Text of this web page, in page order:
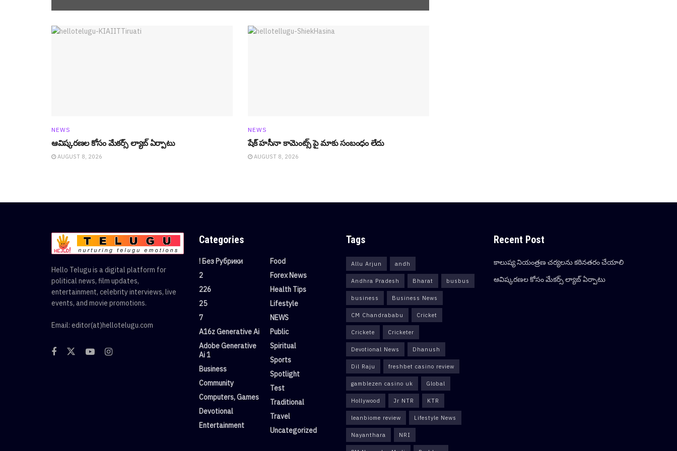
NEWS
ఆవిష్క‌ర‌ణ‌ల కోసం మేక‌ర్స్ ల్యాబ్ ఏర్పాటు
AUGUST 8, 2026
NEWS
షేక్ హ‌సీనా కామెంట్స్ పై మాకు సంబంధం లేదు
AUGUST 8, 2026
Hello Telugu is a digital platform for
political news, film updates,
entertainment, celebrity interviews, live
events, and movie promotions.
Email: editor(at)hellotelugu.com
Categories
! Без Рубрики
2
226
25
7
A16z Generative Ai
Adobe Generative
Ai 1
Business
Community
Computers, Games
Devotional
Entertainment
Food
Forex News
Health Tips
Lifestyle
NEWS
Public
Spiritual
Sports
Spotlight
Test
Traditional
Travel
Uncategorized
Tags
Allu Arjun andh
Andhra Pradesh Bharat busbus
business Business News
CM Chandrababu Cricket
Crickete Cricketer
Devotional News Dhanush
Dil Raju freshbet casino review
gamblezen casino uk Global
Hollywood Jr NTR KTR
leanbiome review Lifestyle News
Nayanthara NRI
Recent Post
కాలుష్య నియంత్రణ చర్యలను కఠినతరం చేయాలి
ఆవిష్క‌ర‌ణ‌ల కోసం మేక‌ర్స్ ల్యాబ్ ఏర్పాటు